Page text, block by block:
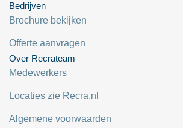
Bedrijven
Brochure bekijken
Offerte aanvragen
Over Recrateam
Medewerkers
Locaties zie Recra.nl
Algemene voorwaarden